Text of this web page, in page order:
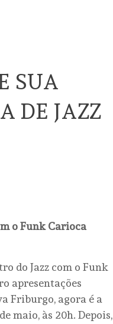
SUA
DE JAZZ
o Funk Carioca
do Jazz com o Funk
apresentações
Friburgo, agora é a
maio, às 20h. Depois,